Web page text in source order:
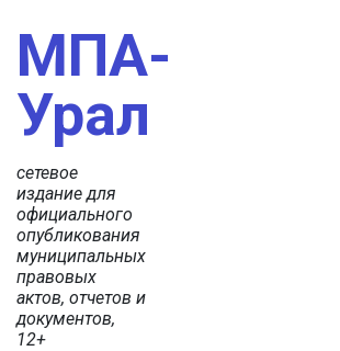
МПА-
Урал
сетевое
издание для
официального
опубликования
муниципальных
правовых
актов, отчетов и
документов,
12+